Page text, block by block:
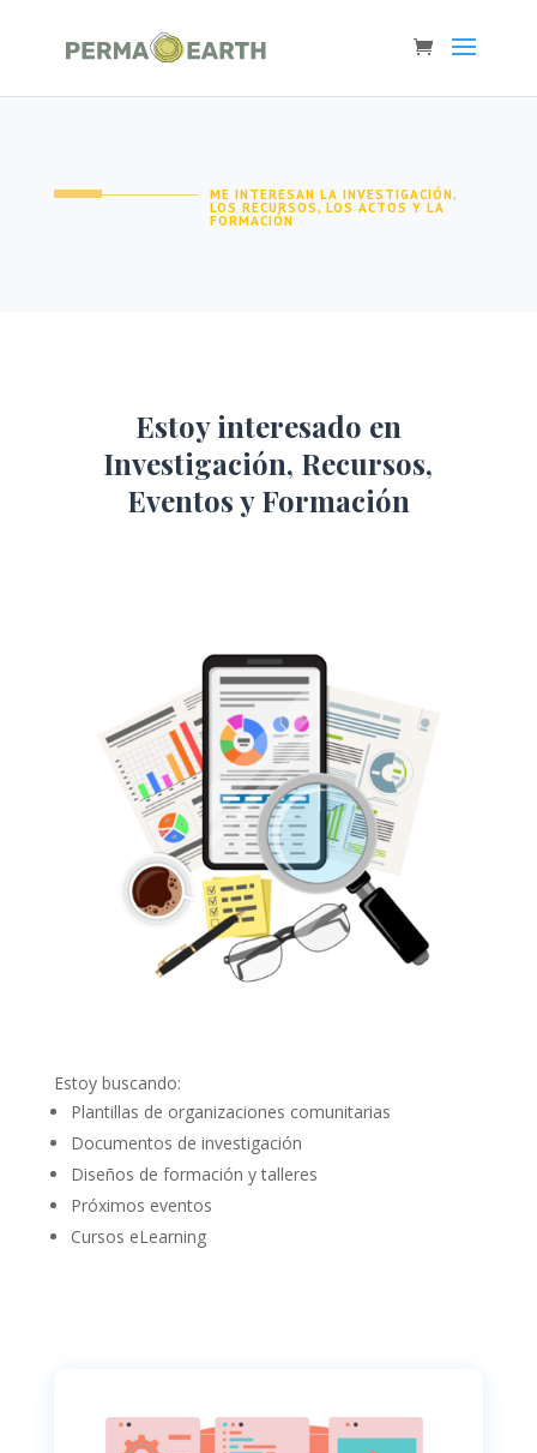
ME INTERESAN LA INVESTIGACIÓN,
LOS RECURSOS, LOS ACTOS Y LA
FORMACIÓN
Estoy interesado en
Investigación, Recursos,
Eventos y Formación
Estoy buscando:
Plantillas de organizaciones comunitarias
Documentos de investigación
Diseños de formación y talleres
Próximos eventos
Cursos eLearning